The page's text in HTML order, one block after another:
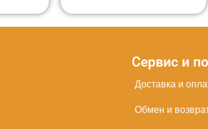
Сервис и
Доставка и
Обмен и